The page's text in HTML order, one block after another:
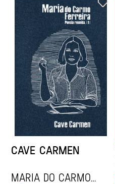
CAVE CARMEN
Maria do Carmo